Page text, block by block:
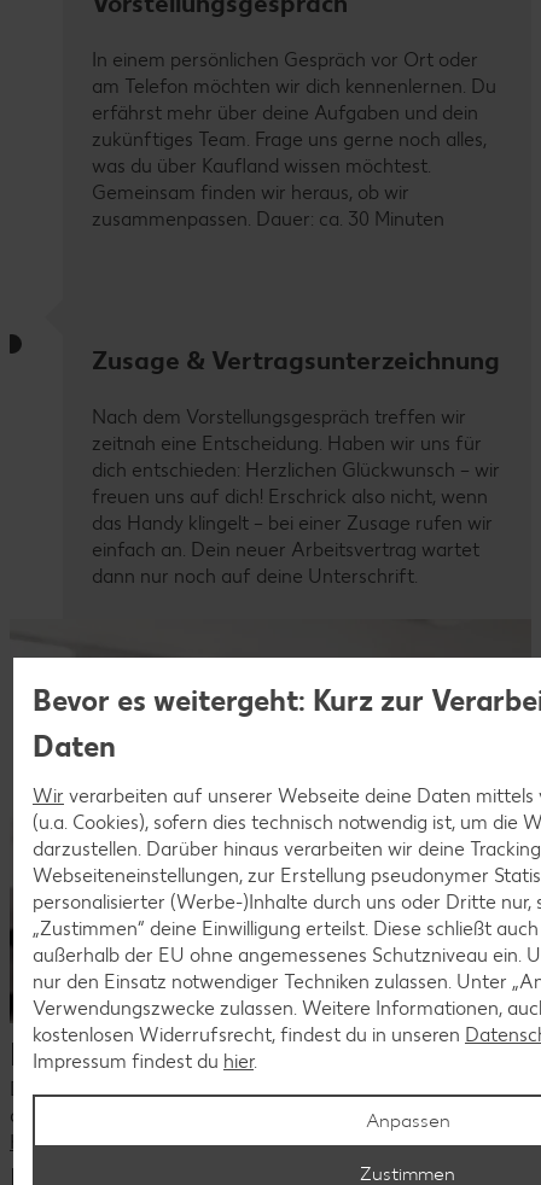
In einem persönlichen Gespräch vor Ort oder
am Telefon möchten wir dich kennenlernen. Du
erfährst mehr über deine Aufgaben und dein
zukünftiges Team. Frage uns gerne noch alles,
was du über Kaufland wissen möchtest.
Gemeinsam finden wir heraus, ob wir
zusammenpassen. Dauer: ca. 30 Minuten
Zusage & Vertragsunterzeichnung
Nach dem Vorstellungsgespräch treffen wir
zeitnah eine Entscheidung. Haben wir uns für
dich entschieden: Herzlichen Glückwunsch – wir
freuen uns auf dich! Erschrick also nicht, wenn
das Handy klingelt – bei einer Zusage rufen wir
einfach an. Dein neuer Arbeitsvertrag wartet
dann nur noch auf deine Unterschrift.
Dein Kontakt zu uns
Du hast Fragen zu unseren aktuellen Stellenangeboten oder
deiner Bewerbung?
Kontaktiere uns
Bevor es weitergeht: Kurz zur
Daten
Wir verarbeiten auf unserer Webseite deine Daten mittels
(u.a. Cookies), sofern dies technisch notwendig ist, um die
darzustellen. Darüber hinaus verarbeiten wir deine
Webseiteneinstellungen, zur Erstellung pseudonymer
personalisierter (Werbe-)Inhalte durch uns oder Dritte nur,
„Zustimmen“ deine Einwilligung erteilst. Diese schließt
außerhalb der EU ohne angemessenes Schutzniveau ein.
nur den Einsatz notwendiger Techniken zulassen. Unter
Verwendungszwecke zulassen. Weitere Informationen,
kostenlosen Widerrufsrecht, findest du in unseren
Impressum findest du hier.
Anpassen
Zustimmen